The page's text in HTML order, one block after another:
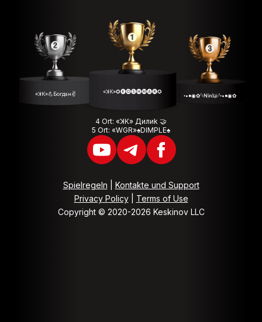
«ꓘК»✪🅚🅞🅢🅗🅜🅐🅡✪
«ꓘК»💪Богдан✌ ◦•●◉✿𓆩Ꞥīꞥҟⱥ𓆪◦•●◉✿
4 Ort: «ꓘК» Дилиk 🤝
5 Ort: «WGR»♠️DIMPLE♠️
Spielregeln
Kontakte und Support
Privacy Policy| Terms of Use
Copyright © 2020-2026 Keskinov LLC